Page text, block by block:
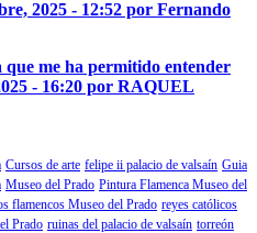
2025 - 12:52 por Fernando
que me ha permitido entender
- 16:20 por RAQUEL
Cursos de arte felipe ii palacio de valsaín Guia
Museo del Prado Pintura Flamenca Museo del
flamencos Museo del Prado reyes católicos
Prado ruinas del palacio de valsaín torreón